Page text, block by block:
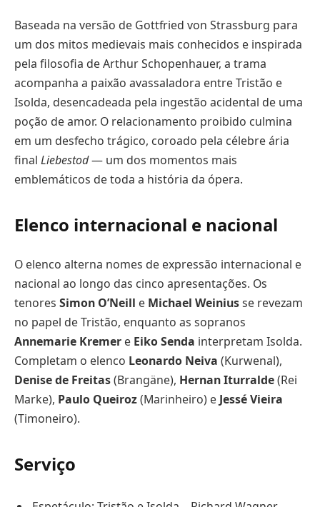
Baseada na versão de Gottfried von Strassburg para
um dos mitos medievais mais conhecidos e inspirada
pela filosofia de Arthur Schopenhauer, a trama
acompanha a paixão avassaladora entre Tristão e
Isolda, desencadeada pela ingestão acidental de uma
poção de amor. O relacionamento proibido culmina
em um desfecho trágico, coroado pela célebre ária
final Liebestod— um dos momentos mais
emblemáticos de toda a história da ópera.
Elenco internacional e nacional
O elenco alterna nomes de expressão internacional e
nacional ao longo das cinco apresentações. Os
tenores Simon O’Neill e Michael Weiniusse revezam
no papel de Tristão, enquanto as sopranos
Annemarie Kremer e Eiko Senda interpretam Isolda.
Completam o elenco Leonardo Neiva (Kurwenal),
Denise de Freitas(Brangäne), Hernan Iturralde(Rei
Marke), Paulo Queiroz(Marinheiro) e Jessé Vieira
(Timoneiro).
Serviço